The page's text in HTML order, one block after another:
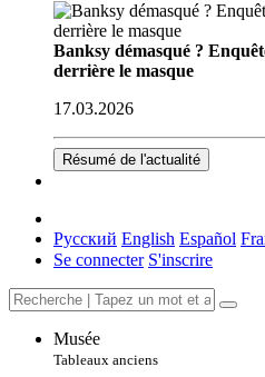
Banksy démasqué ?
derrière le masque
17.03.2026
Résumé de l'actualité
Русский English Español
Se connecter S'inscrire
Musée
Tableaux anciens